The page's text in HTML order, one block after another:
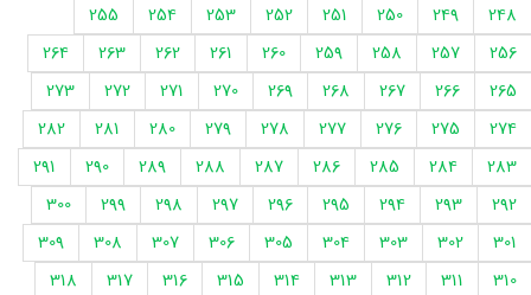
248
249
250
251
252
253
254
255
256
257
258
259
260
261
262
263
264
265
266
267
268
269
270
271
272
273
274
275
276
277
278
279
280
281
282
283
284
285
286
287
288
289
290
291
292
293
294
295
296
297
298
299
300
301
302
303
304
305
306
307
308
309
310
311
312
313
314
315
316
317
318